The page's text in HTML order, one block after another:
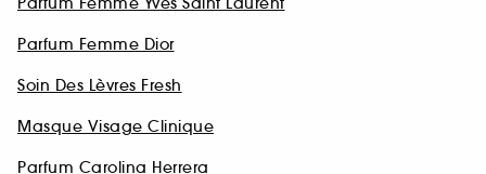
Parfum Femme Dior
Soin Des Lèvres Fresh
Masque Visage Clinique
Parfum Carolina Herrera